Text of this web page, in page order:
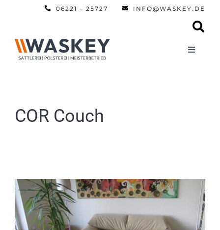
06221 – 25727 INFO@WASKEY.DE
Toggle
COR Couch